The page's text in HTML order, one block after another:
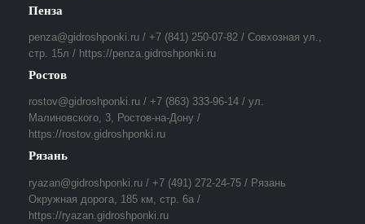
Пенза
penza@gidroshponki.ru / +7 (841) 250-07-82 / Совхозная ул.,
стр. 15л / https://penza.gidroshponki.ru
Ростов
rostov@gidroshponki.ru / +7 (863) 333-96-14 / ул.
Малиновского, 3, Ростов-на-Дону /
https://rostov.gidroshponki.ru
Рязань
ryazan@gidroshponki.ru / +7 (491) 272-24-75 / Рязань
Окружная дорога, 185 км, стр. 6а /
https://ryazan.gidroshponki.ru